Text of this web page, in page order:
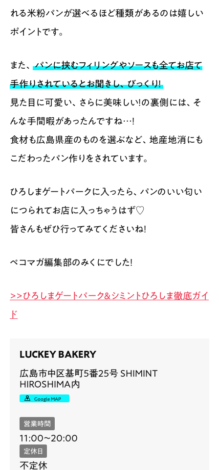
れる米粉パンが選べるほど種類があるのは嬉しい
ポイントです。
また、
パンに挟むフィリングやソースも全てお店て
手作りされているとお聞きし、びっくり！
見た目に可愛い、さらに美味しい！の裏側には、そ
んな手間暇があったんですね…！
食材も広島県産のものを選ぶなど、地産地消にも
こだわったパン作りをされています。
ひろしまゲートパークに入ったら、パンのいい匂い
につられてお店に入っちゃうはず♡
皆さんもぜひ行ってみてくださいね！
ペコマガ編集部のみくにでした！
>>ひろしまゲートパーク＆シミントひろしま徹底ガイ
ド
LUCKEY BAKERY
広島市中区基町5番25号 SHIMINT
HIROSHIMA内
Google MAP
営業時間
11:00〜20:00
定休日
不定休